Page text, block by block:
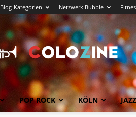
Blog-Kategorien Netzwerk Bubble
Köln
News
COLOZINE
Magazin
POP ROCK KÖLN JAZZ